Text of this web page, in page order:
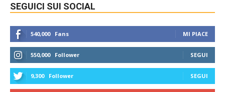
SEGUICI SUI SOCIAL
540,000 Fans MI PIACE
550,000 Follower SEGUI
9,300 Follower SEGUI